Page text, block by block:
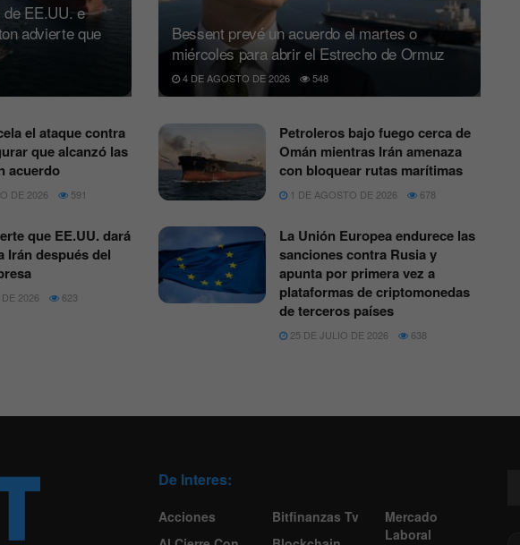
EE.UU. e
advierte que
Bessent prevé un acuerdo el martes o
miércoles para abrir el Estrecho de Ormuz
4 DE AGOSTO DE 2026 548
el ataque contra
que alcanzó las
acuerdo
DE 2026 591
Petroleros bajo fuego cerca de
Omán mientras Irán amenaza
con bloquear rutas marítimas
1 DE AGOSTO DE 2026 678
que EE.UU. dará
Irán después del
2026 623
La Unión Europea endurece las
sanciones contra Rusia y
apunta por primera vez a
plataformas de criptomonedas
de terceros países
25 DE JULIO DE 2026 638
De Interes:
Acciones
Bitfinanzas Tv
Mercado
Laboral